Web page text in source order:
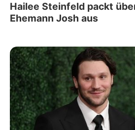
Hailee Steinfeld packt
Ehemann Josh aus